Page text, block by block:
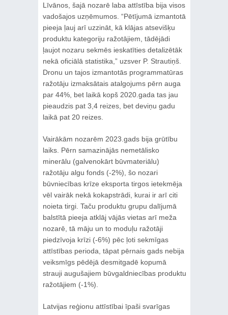
Līvānos, šajā nozarē laba attīstība bija visos
vadošajos uzņēmumos. “Pētījumā izmantotā
pieeja ļauj arī uzzināt, kā klājas atsevišķu
produktu kategoriju ražotājiem, tādējādi
ļaujot nozaru sekmēs ieskatīties detalizētāk
nekā oficiālā statistika,” uzsver P. Strautiņš.
Dronu un tajos izmantotās programmatūras
ražotāju izmaksātais atalgojums pērn auga
par 44%, bet laikā kopš 2020.gada tas jau
pieaudzis pat 3,4 reizes, bet deviņu gadu
laikā pat 20 reizes.
Vairākām nozarēm 2023.gads bija grūtību
laiks. Pērn samazinājās nemetālisko
minerālu (galvenokārt būvmateriālu)
ražotāju algu fonds (-2%), šo nozari
būvniecības krīze eksporta tirgos ietekmēja
vēl vairāk nekā kokapstrādi, kurai ir arī citi
noieta tirgi. Taču produktu grupu dalījumā
balstītā pieeja atklāj vājās vietas arī meža
nozarē, tā māju un to moduļu ražotāji
piedzīvoja krīzi (-6%) pēc ļoti sekmīgas
attīstības perioda, tāpat pērnais gads nebija
veiksmīgs pēdējā desmitgadē kopumā
strauji augušajiem būvgaldniecības produktu
ražotājiem (-1%).
Latvijas reģionu attīstībai īpaši svarīgas